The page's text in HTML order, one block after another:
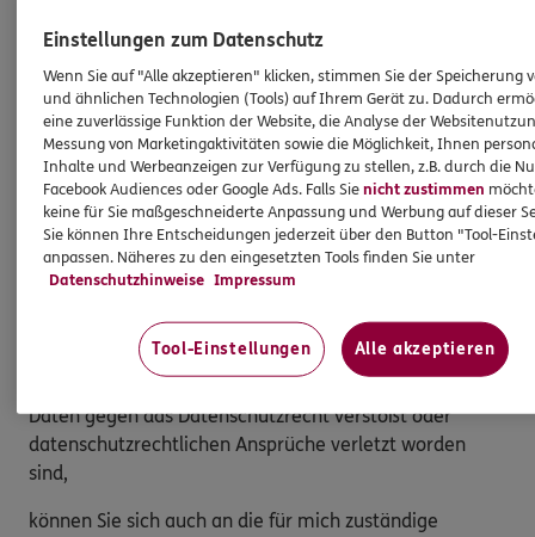
· Widerspruch gegen die Verarbeitung Ihrer Daten
· Datenübertragung an einen anderen
Verantwortlichen
Möchten Sie von Ihren Rechten Gebrauch machen,
genügt eine E-Mail an:
Beschwerderecht
Daten gegen das Datenschutzrecht verstößt oder
datenschutzrechtlichen Ansprüche verletzt worden
sind,
können Sie sich auch an die für mich zuständige
Einstellungen zum Datenschutz
Wenn Sie auf "Alle akzeptieren" klicken, stimmen Sie der Speicherung
und ähnlichen Technologien (Tools) auf Ihrem Gerät zu. Dadurch
eine zuverlässige Funktion der Website, die Analyse der
Messung von Marketingaktivitäten sowie die Möglichkeit, Ihnen
Inhalte und Werbeanzeigen zur Verfügung zu stellen, z.B. durch die
Facebook Audiences oder Google Ads. Falls Sienicht zustimmen
keine für Sie maßgeschneiderte Anpassung und Werbung auf dieser
Sie können Ihre Entscheidungen jederzeit über den Button "Tool-
anpassen. Näheres zu den eingesetzten Tools finden Sie unter
Datenschutzhinweise Impressum
Tool-Einstellungen Alle akzeptieren